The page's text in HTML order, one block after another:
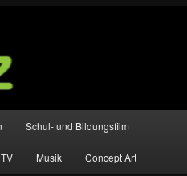
Schul- und Bildungsfilm
Musik Concept Art